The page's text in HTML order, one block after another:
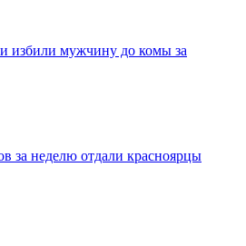
избили мужчину до комы за
за неделю отдали красноярцы